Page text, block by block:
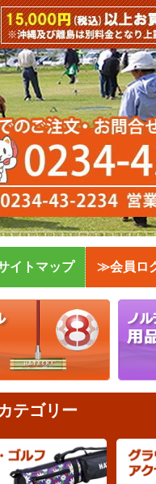
イトマップ ≫会員ロ
テゴリー